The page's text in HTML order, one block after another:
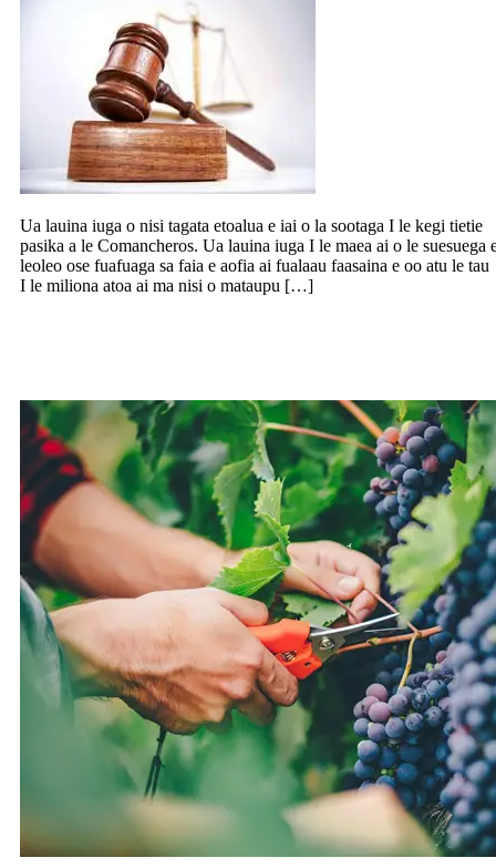
Ua lauina iuga o nisi tagata etoalua e iai o la sootaga I le kegi tietie
pasika a le Comancheros. Ua lauina iuga I le maea ai o le suesuega
leoleo ose fuafuaga sa faia e aofia ai fualaau faasaina e oo atu le tau
I le miliona atoa ai ma nisi o mataupu […]